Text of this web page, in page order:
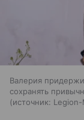
Валерия
сохранять
источник: Legion-